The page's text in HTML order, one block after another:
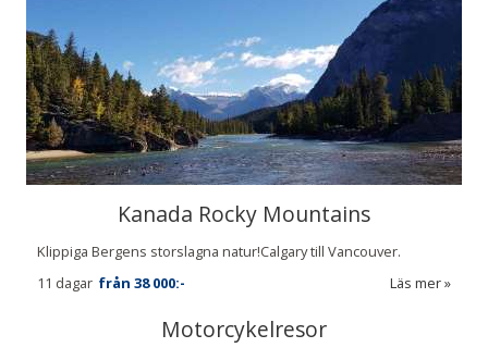
Kanada Rocky Mountains
Klippiga Bergens storslagna natur!Calgary till Vancouver.
11 dagar från 38 000:- Läs mer
Motorcykelresor